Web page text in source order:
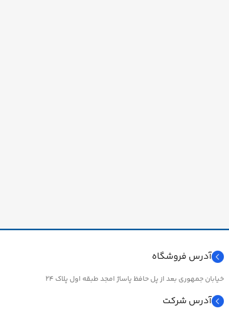
آدرس فروشگاه
خیابان جمهوری بعد از پل حافظ پاساژ امجد طبقه اول پلاک ۲۴
آدرس شرکت